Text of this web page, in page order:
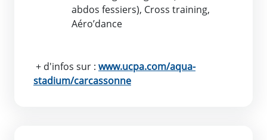
abdos fessiers), Cross training,
Aéro’dance
+ d'infos sur : www.ucpa.com/aqua-
stadium/carcassonne